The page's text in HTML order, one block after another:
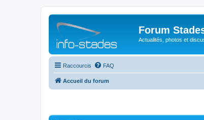
Forum
Actualités, photos et
Raccourcis FAQ
Accueil du forum